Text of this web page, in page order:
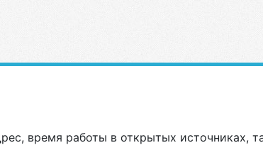
время работы в открытых источниках,